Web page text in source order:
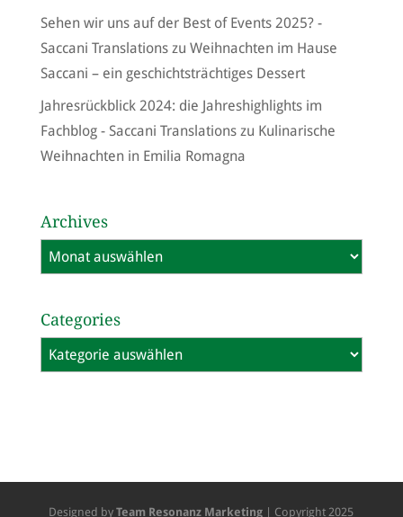
Sehen wir uns auf der Best of Events 2025? -
Saccani Translationszu Weihnachten im Hause
Saccani – ein geschichtsträchtiges Dessert
Jahresrückblick 2024: die Jahreshighlights im
Fachblog - Saccani Translationszu Kulinarische
Weihnachten in Emilia Romagna
Archives
Archives
Categories
Categories
Designed byTeam Resonanz Marketing | Copyright 2025